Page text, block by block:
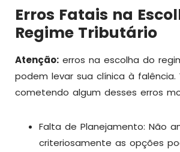
Erros Fatais na
Regime Tributário
Atenção: erros na escolha do
podem levar sua clínica à falência.
cometendo algum desses erros
Falta de Planejamento: Não
criteriosamente as opções